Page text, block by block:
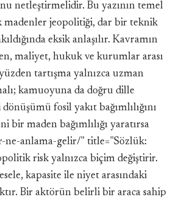
netleştirmelidir. Bu yazının temel
madenler jeopolitiği, dar bir teknik
eksik anlaşılır. Kavramın
maliyet, hukuk ve kurumlar arası
tartışma yalnızca uzman
kamuoyuna da doğru dille
dönüşümü fosil yakıt bağımlılığını
bir maden bağımlılığı yaratırsa
ne-anlama-gelir/" title="Sözlük:
risk yalnızca biçim değiştirir.
kapasite ile niyet arasındaki
Bir aktörün belirli bir araca sahip